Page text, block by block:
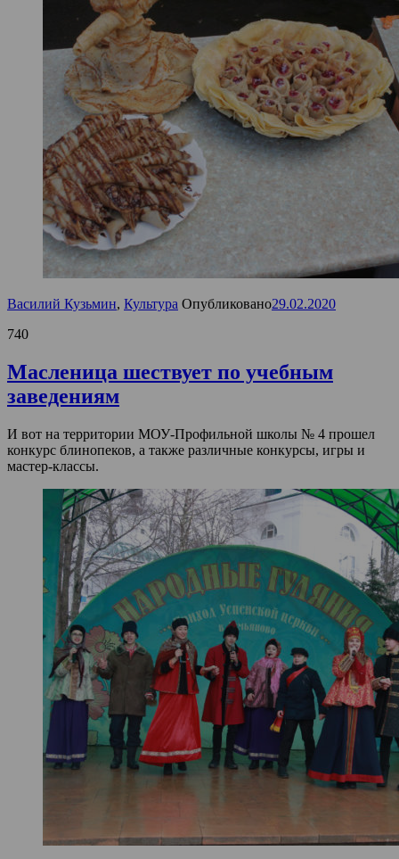
Василий Кузьмин, Культура Опубликовано29.02.2020
740
Масленица шествует по учебным
заведениям
И вот на территории МОУ-Профильной школы № 4 прошел
конкурс блинопеков, а также различные конкурсы, игры и
мастер-классы.